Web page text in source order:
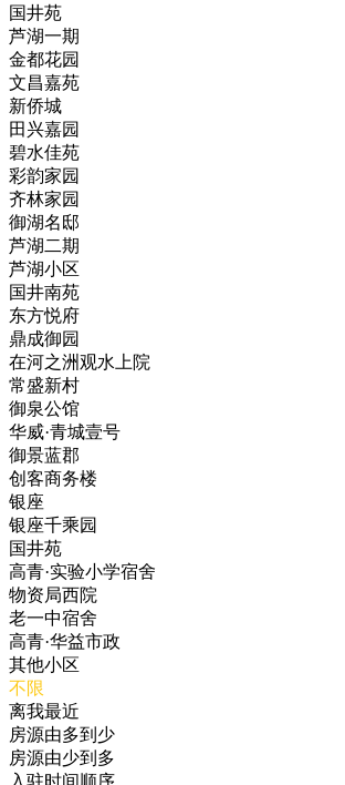
国井苑
芦湖一期
金都花园
文昌嘉苑
新侨城
田兴嘉园
碧水佳苑
彩韵家园
齐林家园
御湖名邸
芦湖二期
芦湖小区
国井南苑
东方悦府
鼎成御园
在河之洲观水上院
常盛新村
御泉公馆
华威·青城壹号
御景蓝郡
创客商务楼
银座
银座千乘园
国井苑
高青·实验小学宿舍
物资局西院
老一中宿舍
高青·华益市政
其他小区
不限
离我最近
房源由多到少
房源由少到多
入驻时间顺序